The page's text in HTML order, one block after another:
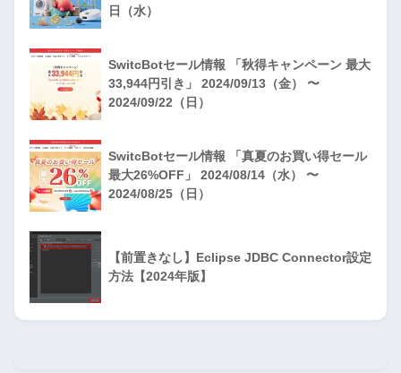
日（水）
SwitcBotセール情報 「秋得キャンペーン 最大
33,944円引き」 2024/09/13（金） 〜
2024/09/22（日）
SwitcBotセール情報 「真夏のお買い得セール
最大26%OFF」 2024/08/14（水） 〜
2024/08/25（日）
【前置きなし】Eclipse JDBC Connector設定
方法【2024年版】